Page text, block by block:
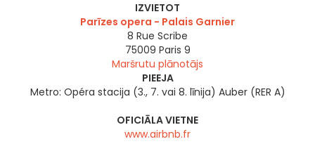
IZVIETOT
Parīzes opera - Palais Garnier
8 Rue Scribe
75009 Paris 9
Maršrutu plānotājs
PIEEJA
Metro: Opéra stacija (3., 7. vai 8. līnija) Auber (RER A)
OFICIĀLA VIETNE
www.airbnb.fr